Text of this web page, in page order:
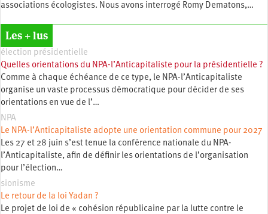
associations écologistes. Nous avons interrogé Romy Dematons,…
Les + lus
élection présidentielle
Quelles orientations du NPA-l’Anticapitaliste pour la présidentielle ?
Comme à chaque échéance de ce type, le NPA-l’Anticapitaliste
organise un vaste processus démocratique pour décider de ses
orientations en vue de l’…
NPA
Le NPA-l’Anticapitaliste adopte une orientation commune pour 2027
Les 27 et 28 juin s’est tenue la conférence nationale du NPA-
l’Anticapitaliste, afin de définir les orientations de l’organisation
pour l’élection…
sionisme
Le retour de la loi Yadan ?
Le projet de loi de « cohésion républicaine par la lutte contre le